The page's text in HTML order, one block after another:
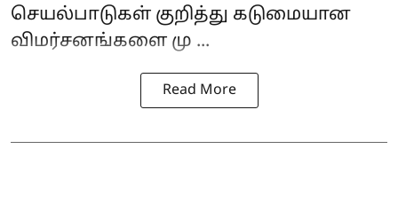
செயல்பாடுகள் குறித்து கடுமையான
விமர்சனங்களை மு ...
Read More